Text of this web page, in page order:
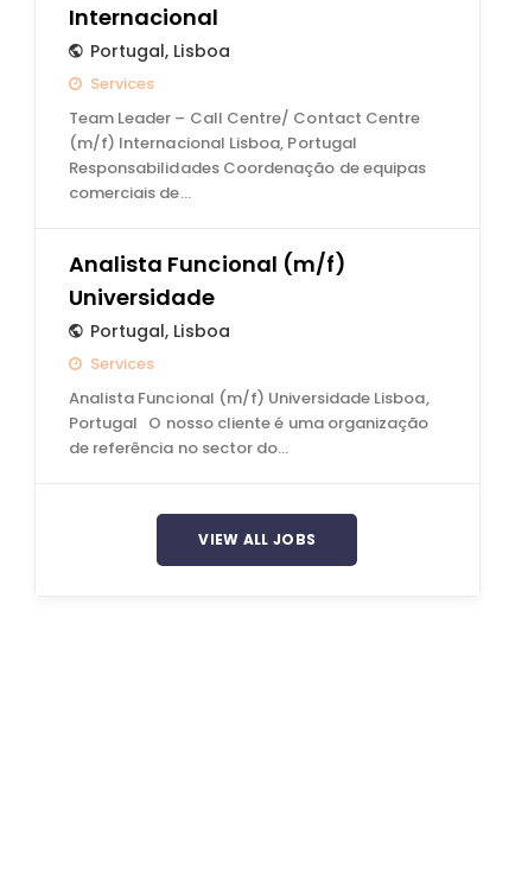
Internacional
Portugal, Lisboa
Services
Team Leader – Call Centre/ Contact Centre
(m/f) Internacional Lisboa, Portugal
Responsabilidades Coordenação de equipas
comerciais de…
Analista Funcional (m/f)
Universidade
Portugal, Lisboa
Services
Analista Funcional (m/f) Universidade Lisboa,
Portugal O nosso cliente é uma organização
de referência no sector do…
VIEW ALL JOBS